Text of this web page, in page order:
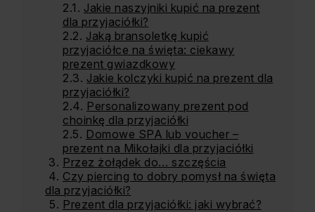
Jakie naszyjniki kupić na prezent
dla przyjaciółki?
Jaką bransoletkę kupić
przyjaciółce na święta: ciekawy
prezent gwiazdkowy
Jakie kolczyki kupić na prezent dla
przyjaciółki?
Personalizowany prezent pod
choinkę dla przyjaciółki
Domowe SPA lub voucher –
prezent na Mikołajki dla przyjaciółki
Przez żołądek do… szczęścia
Czy piercing to dobry pomysł na święta
dla przyjaciółki?
Prezent dla przyjaciółki: jaki wybrać?